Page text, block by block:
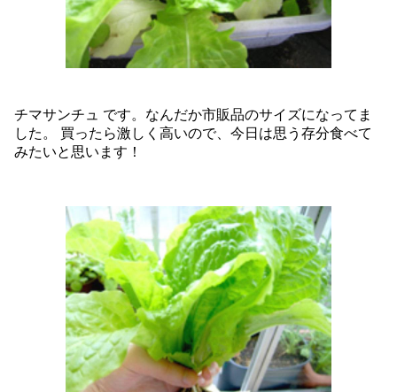
チマサンチュ です。なんだか市販品のサイズになってま
した。 買ったら激しく高いので、今日は思う存分食べて
みたいと思います！